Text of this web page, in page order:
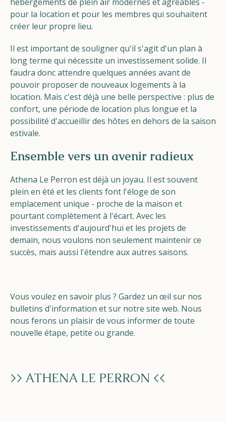
pour la location et pour les membres qui souhaitent
créer leur propre lieu.
Il est important de souligner qu'il s'agit d'un plan à
long terme qui nécessite un investissement solide. Il
faudra donc attendre quelques années avant de
pouvoir proposer de nouveaux logements à la
location. Mais c'est déjà une belle perspective : plus de
confort, une période de location plus longue et la
possibilité d'accueillir des hôtes en dehors de la saison
estivale.
Ensemble vers un avenir radieux
Athena Le Perron est déjà un joyau. Il est souvent
plein en été et les clients font l'éloge de son
emplacement unique - proche de la maison et
pourtant complètement à l'écart. Avec les
investissements d'aujourd'hui et les projets de
demain, nous voulons non seulement maintenir ce
succès, mais aussi l'étendre aux autres saisons.
Vous voulez en savoir plus ? Gardez un œil sur nos
bulletins d'information et sur notre site web. Nous
nous ferons un plaisir de vous informer de toute
nouvelle étape, petite ou grande.
>> ATHENA LE PERRON <<